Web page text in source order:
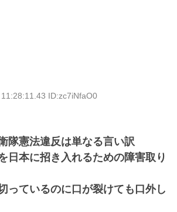
ID:zc7iNfaO0
隊憲法違反は単なる言い訳
日本に招き入れるための障害取り
っているのに口が裂けても口外し